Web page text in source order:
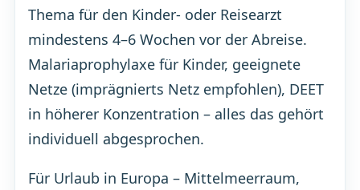
Thema für den Kinder- oder Reisearzt
mindestens 4–6 Wochen vor der Abreise.
Malariaprophylaxe für Kinder, geeignete
Netze (imprägnierts Netz empfohlen), DEET
in höherer Konzentration – alles das gehört
individuell abgesprochen.
Für Urlaub in Europa – Mittelmeerraum,